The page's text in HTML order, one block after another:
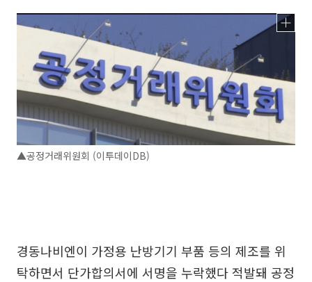
▲공정거래위원회 (이투데이DB)
경동나비엔이 가정용 난방기기 부품 등의 제조를 위
탁하면서 단가합의서에 서명을 누락했다 적발돼 공정